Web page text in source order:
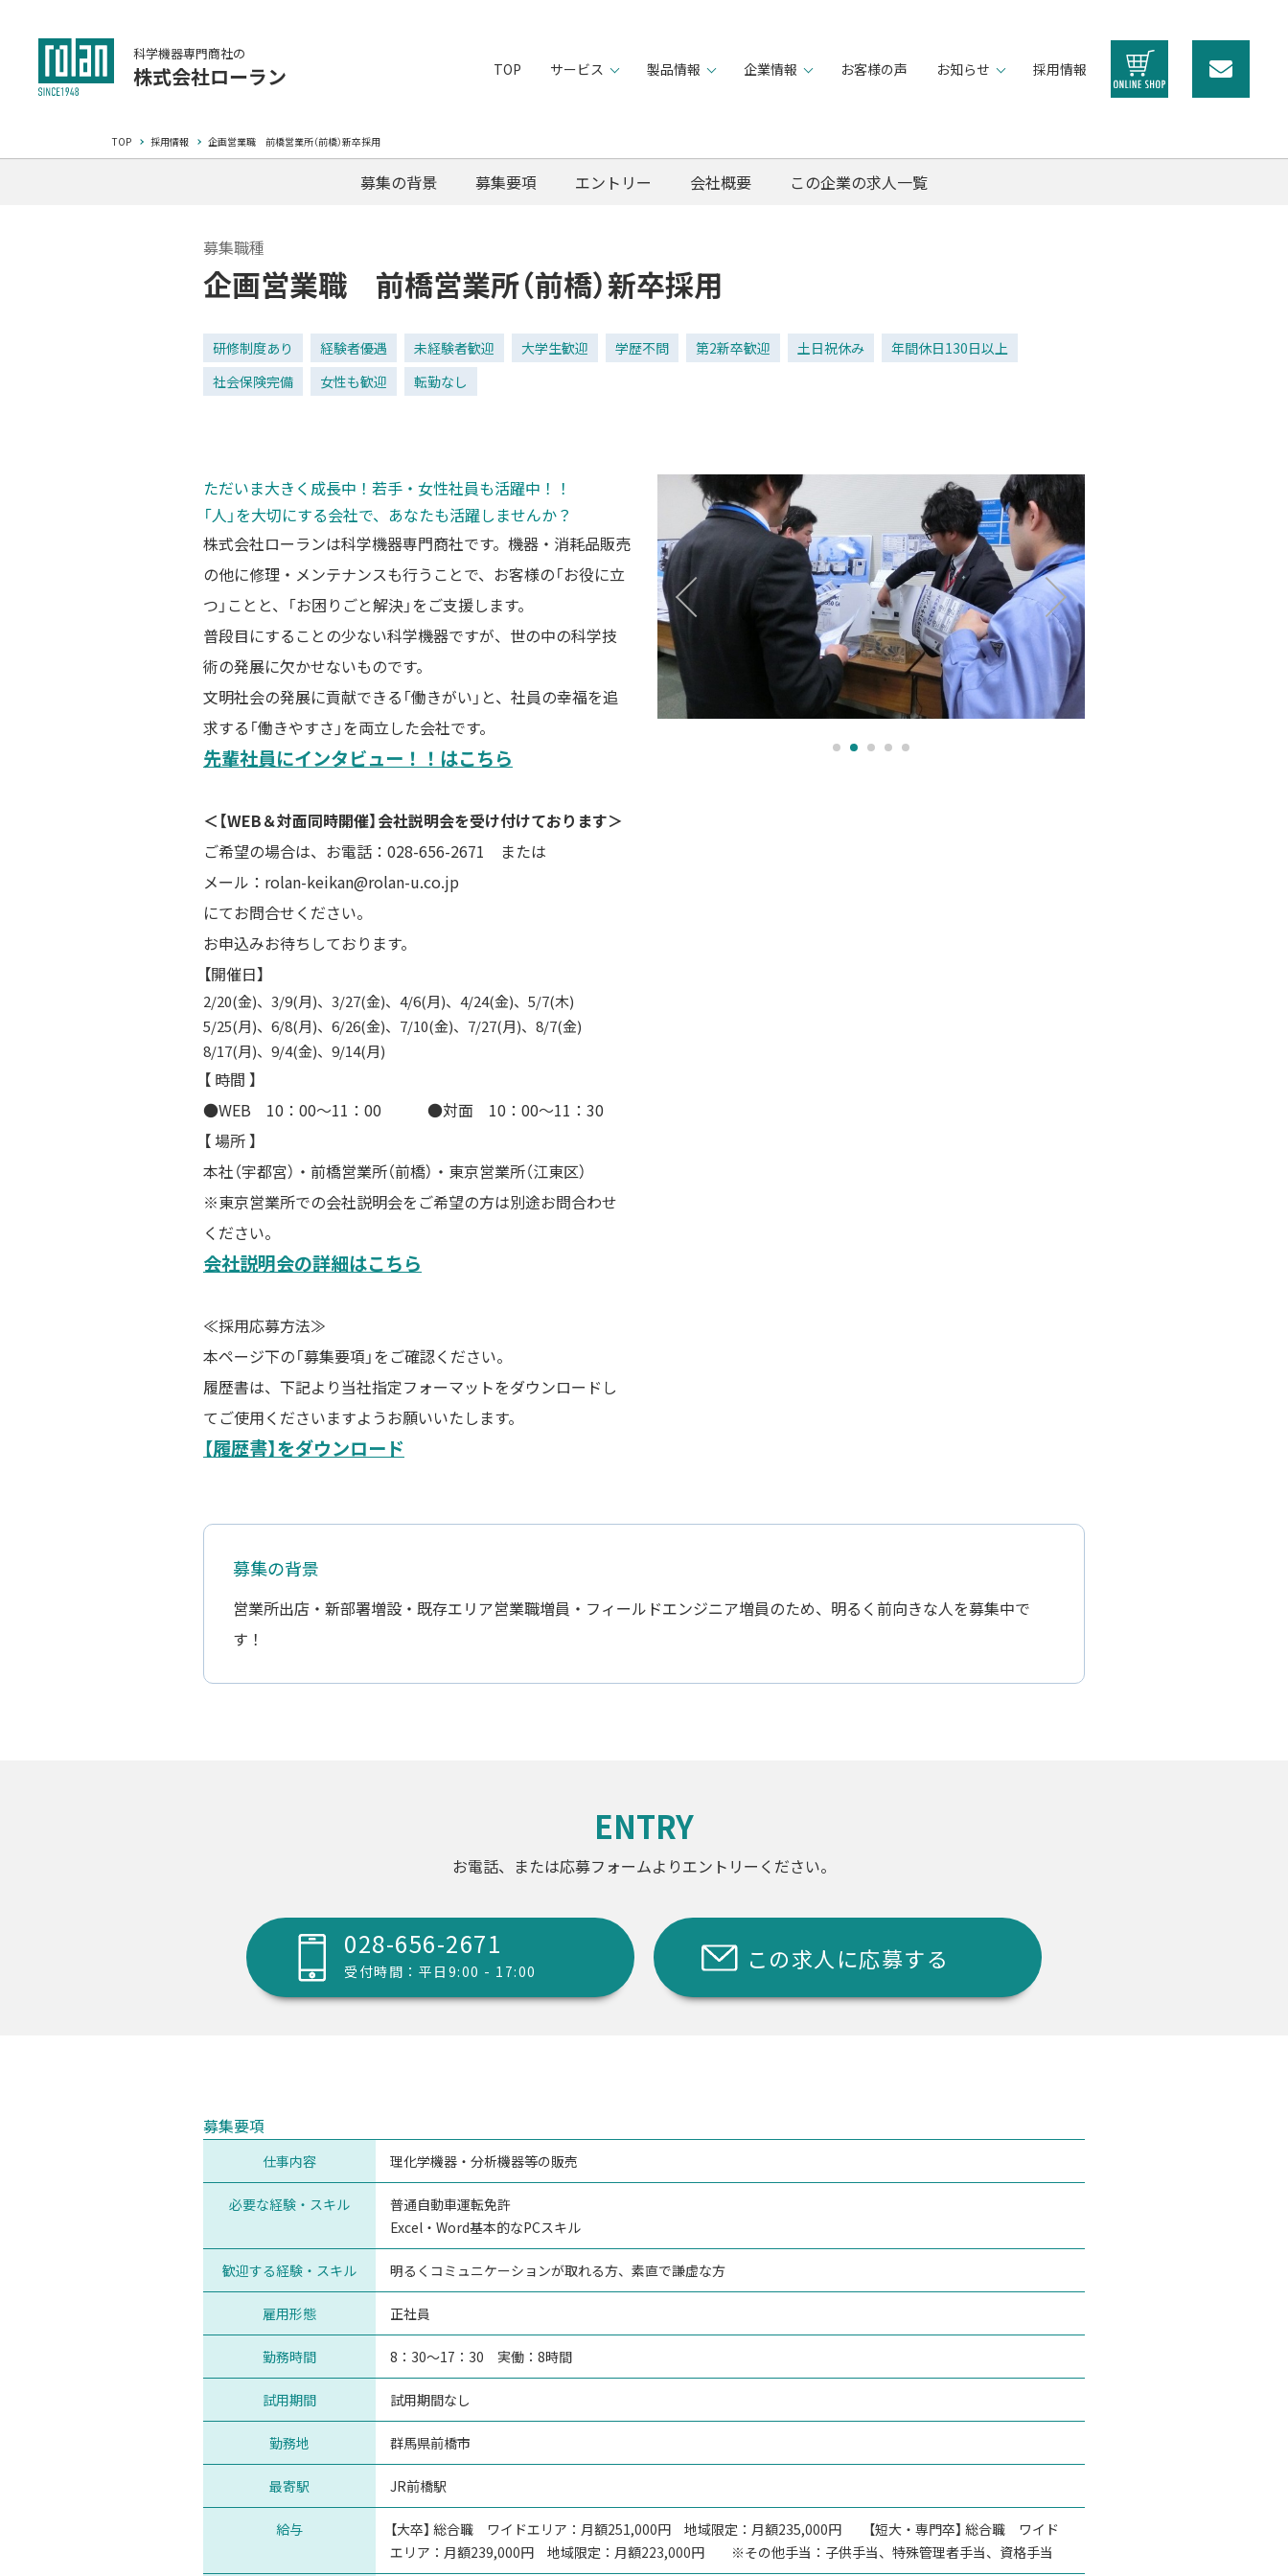
科学機器専門商社の
株式会社ローラン TOP サービス 製品情報 企業情報 お客様の声 お知らせ 採用情報
TOP 採用情報 企画営業職 前橋営業所（前橋）新卒採用
募集の背景 募集要項 エントリー 会社概要 この企業の求人一覧
募集職種
企画営業職 前橋営業所（前橋）新卒採用
研修制度あり 経験者優遇 未経験者歓迎 大学生歓迎 学歴不問 第2新卒歓迎 土日祝休み
年間休日130日以上
社会保険完備
女性も歓迎 転勤なし
ただいま大きく成長中！若手・女性社員も活躍中！！
「人」を大切にする会社で、あなたも活躍しませんか？
株式会社ローランは科学機器専門商社です。機器・消耗品販売
の他に修理・メンテナンスも行うことで、お客様の「お役に立
つ」ことと、「お困りごと解決」をご支援します。
普段目にすることの少ない科学機器ですが、世の中の科学技
術の発展に欠かせないものです。
文明社会の発展に貢献できる「働きがい」と、社員の幸福を追
求する「働きやすさ」を両立した会社です。
先輩社員にインタビュー！！はこちら
＜【WEB＆対面同時開催】会社説明会を受け付けております＞
ご希望の場合は、お電話：028-656-2671 または
メール：rolan-keikan@rolan-u.co.jp
にてお問合せください。
お申込みお待ちしております。
【開催日】
2/20(金)、3/9(月)、3/27(金)、4/6(月)、4/24(金)、5/7(木)
5/25(月)、6/8(月)、6/26(金)、7/10(金)、7/27(月)、8/7(金)
8/17(月)、9/4(金)、9/14(月)
【 時間 】
●WEB 10：00～11：00 ●対面 10：00～11：30
【 場所 】
本社（宇都宮）・前橋営業所（前橋）・東京営業所（江東区）
※東京営業所での会社説明会をご希望の方は別途お問合わせ
ください。
会社説明会の詳細はこちら
≪採用応募方法≫
本ページ下の「募集要項」をご確認ください。
履歴書は、下記より当社指定フォーマットをダウンロードし
てご使用くださいますようお願いいたします。
【履歴書】をダウンロード
募集の背景
営業所出店・新部署増設・既存エリア営業職増員・フィールドエンジニア増員のため、明るく前向きな人を募集中で
す！
ENTRY
お電話、または応募フォームよりエントリーください。
028-656-2671
受付時間：平日9:00 - 17:00 この求人に応募する
募集要項
仕事内容 理化学機器・分析機器等の販売
必要な経験・スキル
普通自動車運転免許
Excel・Word基本的なPCスキル
歓迎する経験・スキル 明るくコミュニケーションが取れる方、素直で謙虚な方
雇用形態 正社員
勤務時間 8：30～17：30 実働：8時間
試用期間 試用期間なし
勤務地 群馬県前橋市
最寄駅 JR前橋駅
給与
【大卒】 総合職 ワイドエリア：月額251,000円 地域限定：月額235,000円 【短大・専門卒】 総合職 ワイド
エリア：月額239,000円 地域限定：月額223,000円 ※その他手当：子供手当、特殊管理者手当、資格手当